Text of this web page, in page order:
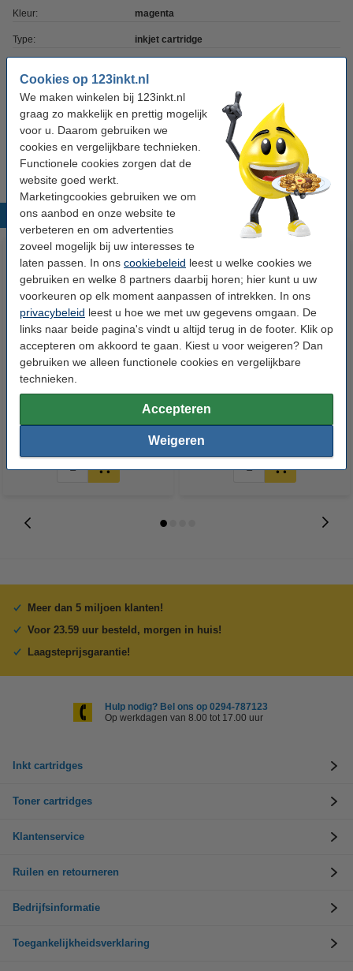
Cookies op 123inkt.nl
We maken winkelen bij 123inkt.nl
graag zo makkelijk en prettig mogelijk
voor u. Daarom gebruiken we
cookies en vergelijkbare technieken.
Functionele cookies zorgen dat de
website goed werkt.
Marketingcookies gebruiken we om
ons aanbod en onze website te
verbeteren en om advertenties
zoveel mogelijk bij uw interesses te
laten passen. In ons cookiebeleid leest u welke cookies we
gebruiken en welke 8 partners daarbij horen; hier kunt u uw
voorkeuren op elk moment aanpassen of intrekken. In ons
privacybeleid leest u hoe we met uw gegevens omgaan. De
links naar beide pagina's vindt u altijd terug in de footer. Klik op
accepteren om akkoord te gaan. Kiest u voor weigeren? Dan
gebruiken we alleen functionele cookies en vergelijkbare
technieken.
Accepteren
Weigeren
Kleur: magenta
Type: inkjet cartridge
Merk: HP
EAN-code: 0196786147555
Nummer: 4S6W3NE
Populaire producten
123inkt kopieerpapier 1 doos
van 2.500 vel A4 - 80 grams
HP 937 (4S6W5NE)
Meer dan 5 miljoen klanten!
Voor 23.59 uur besteld, morgen in huis!
Laagsteprijsgarantie!
Hulp nodig? Bel ons op 0294-787123
Op werkdagen van 8.00 tot 17.00 uur
Inkt cartridges
Toner cartridges
Klantenservice
Ruilen en retourneren
Bedrijfsinformatie
Toegankelijkheidsverklaring